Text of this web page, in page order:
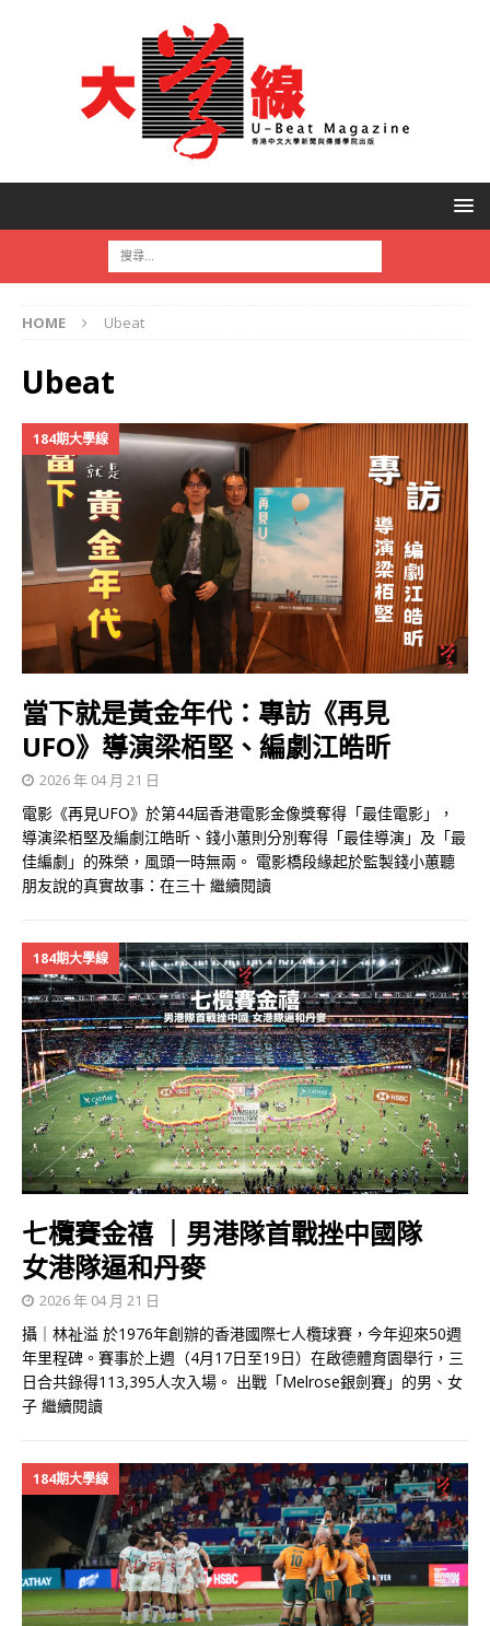
HOME Ubeat
Ubeat
184期大學線
當下就是黃金年代：專訪《再見
UFO》導演梁栢堅、編劇江皓昕
2026 年 04 月 21 日
電影《再見UFO》於第44屆香港電影金像獎奪得「最佳電影」，
導演梁栢堅及編劇江皓昕、錢小蕙則分別奪得「最佳導演」及「最
佳編劇」的殊榮，風頭一時無兩。 電影橋段緣起於監製錢小蕙聽
朋友說的真實故事：在三十 繼續閱讀
184期大學線
七欖賽金禧 ｜男港隊首戰挫中國隊ㅤ
女港隊逼和丹麥
2026 年 04 月 21 日
攝｜林祉溢 於1976年創辦的香港國際七人欖球賽，今年迎來50週
年里程碑。賽事於上週（4月17日至19日）在啟德體育園舉行，三
日合共錄得113,395人次入場。 出戰「Melrose銀劍賽」的男、女
子 繼續閱讀
184期大學線